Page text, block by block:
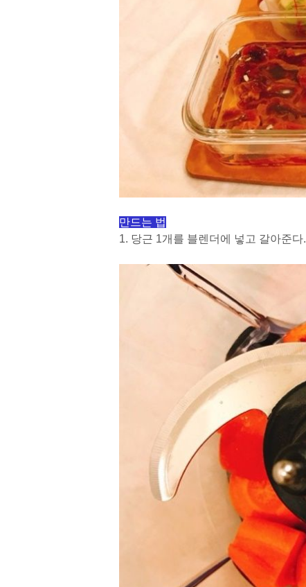
만드는 법
1. 당근 1개를 블렌더에 넣고 갈아준다.